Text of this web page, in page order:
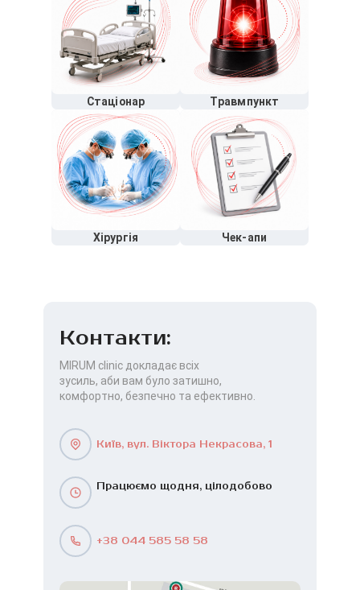
Стаціонар Травмпункт
Хірургія Чек-апи
Контакти:
MIRUM clinic докладає всіх
зусиль, аби вам було затишно,
комфортно, безпечно та ефективно.
Київ, вул. Віктора Некрасова, 1
Працюємо щодня, цілодобово
+38 044 585 58 58